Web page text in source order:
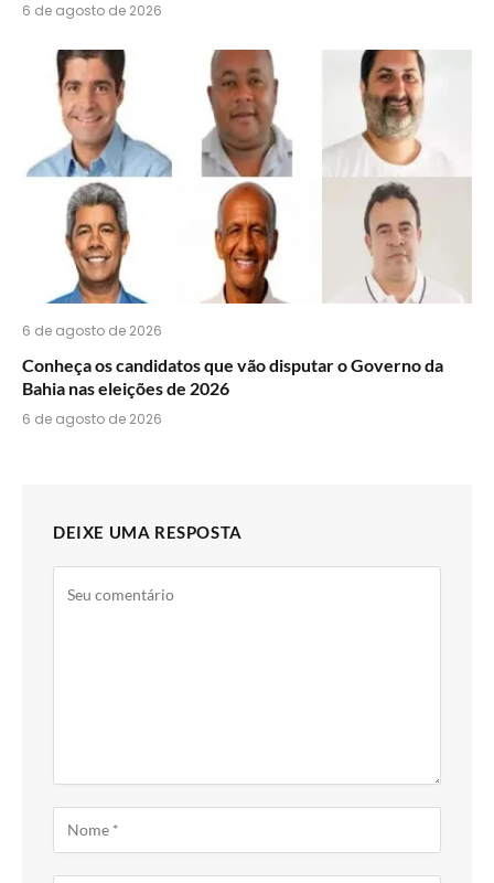
6 de agosto de 2026
6 de agosto de 2026
Conheça os candidatos que vão disputar o Governo da
Bahia nas eleições de 2026
6 de agosto de 2026
DEIXE UMA RESPOSTA